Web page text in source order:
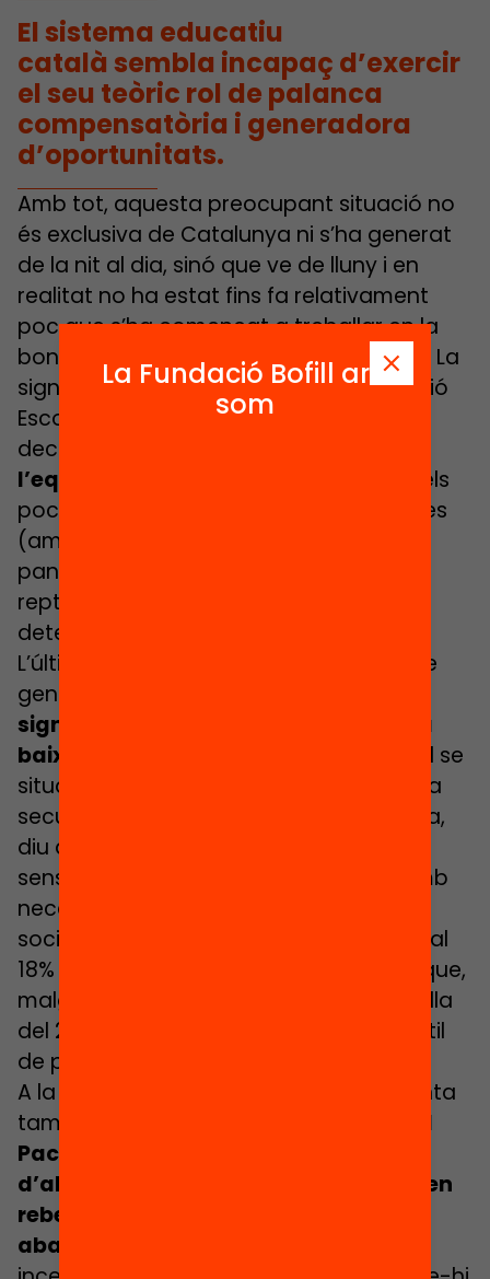
El sistema educatiu
català sembla incapaç d’exercir
el seu teòric rol de palanca
compensatòria i generadora
d’oportunitats.
Amb tot, aquesta preocupant situació no
és exclusiva de Catalunya ni s’ha generat
de la nit al dia, sinó que ve de lluny i en
realitat no ha estat fins fa relativament
poc que s’ha començat a treballar en la
bona direcció per tractar de revertir-la. La
signatura del Pacte contra la Segregació
Escolar, l’any 2019, va contribuir
decisivament a
l’equitat a l’agenda educativa.
Però els
pocs avenços observats des d’aleshores
(amb dos cursos molt limitats per la
pandèmia) denoten la complexitat del
repte i la necessitat de fer-hi front amb
determinació i urgència.
L’últim informe del Síndic de Greuges, de
gener d’enguany, indica que,
signatura del Pacte, la segregació ha
baixat un 15-16%
(l’índex de dissimilitud se
situa ara en un 36% a primària i un 30% a
secundària, que no és poc). A la vegada,
diu que també ha augmentat
sensiblement la detecció d’alumnat amb
necessitats educatives per raons
socioeconòmiques. S’ha passat del 4% al
18% en només quatre cursos, una xifra que,
malgrat tot, és encara lluny de la forquilla
del 28-32% en què es mou la taxa infantil
de pobresa.
A la vegada, però, aquest informe apunta
també
incompliments importants del
Pacte
d’alta i màxima complexitat continuen
rebent matrícula viva (menys que
abans, però)
La Fundació Bofill ara
som